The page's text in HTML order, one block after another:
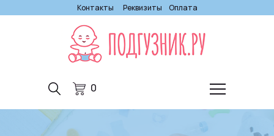
Контакты Реквизиты Оплата
0